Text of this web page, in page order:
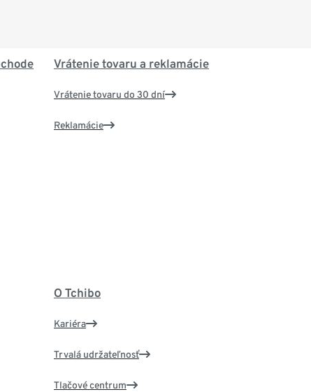
Vrátenie tovaru a reklamácie
Vrátenie tovaru do 30 dní
Reklamácie
O Tchibo
Kariéra
Trvalá udržateľnosť
Tlačové centrum